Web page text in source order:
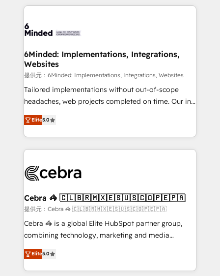
Our Expertise 🔹 Onboarding & Implementation:
tailored to your GTM motion. 🔹 Migrations: Move
downtime. 🔹 RevOps Strategy: Align teams,
processes, and data to drive revenue efficiency. 🔹
Integrations: Connect HubSpot with your tech stack
for better adoption. 🔹 Custom Solutions: Build
tailored apps, workflows, and configurations. We are
our commitment to data security and compliance. At
OneMetric, we help revenue teams focus on the
6Minded: Implementations, Integrations,
Websites
提供元：6Minded: Implementations, Integrations, Websites
Tailored implementations without out-of-scope
headaches, web projects completed on time. Our in-
house team of certified CRM architects, experts,
developers, designers, and marketers handles all
aspects of your HubSpot. ✨ 400+ global clients ✨
100+ seamless migrations from 15+ different CRMs
implementations, and 5,000+ pages ✨ CS: Clients
CS: 245% organic growth & +751% new visitors for a
full-funnel HubSpot project ✨ CS: 415% conversion
boost with a new HubSpot site Recognized leaders:
🏆 HubSpot Platform Migration Impact Award 🏆
Inbound Campaign of the Year 🏆 Gold AVA Digital
Award for Best Website 🌟 Accreditations: CRM
Elite5.0
Cebra 🦓 🇨🇱🇧🇷🇲🇽🇪🇸🇺🇸🇨🇴🇵🇪🇵🇦
提供元：Cebra 🦓 🇨🇱🇧🇷🇲🇽🇪🇸🇺🇸🇨🇴🇵🇪🇵🇦
Cebra 🦓 is a global Elite HubSpot partner group,
combining technology, marketing and media
expertise across Latin America and Southern
Europe, with teams across 7 countries. Born in Chile,
we combine local insight with international reach to
Elite5.0